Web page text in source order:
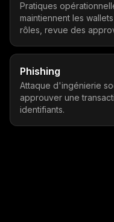
Pratiques
maintiennent les
rôles, revue des
Phishing
Attaque d'ingénierie
approuver une
identifiants.